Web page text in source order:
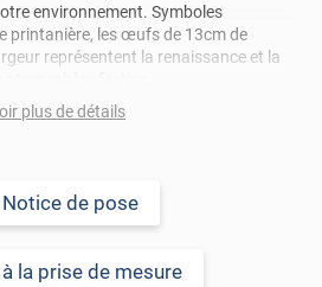
environnement. Symboles
printanière, les œufs de 13cm de
représentent la renaissance et la
et peut être retiré sans laisser de
décoration éphémère et
plus de détails
Notice de pose
la prise de mesure